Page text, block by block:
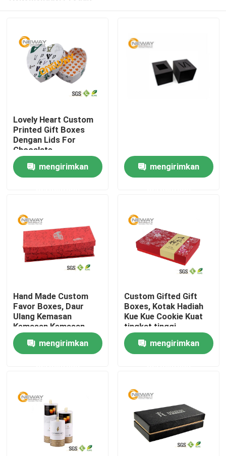
Rumah
Tentang kami
Tur Pabrik
Kontrol kualitas
Hubungi kami
Permintaan Penawaran
Kotak Kemasan Elektronik
Kotak Kemasan Kosmetik
Lovely Heart Custom
Printed Gift Boxes
Dengan Lids For
Chocalate
mengirimkan
mengirimkan
Hand Made Custom
Favor Boxes, Daur
Ulang Kemasan
Kemasan Kemasan
Mewah
mengirimkan
Custom Gifted Gift
Boxes, Kotak Hadiah
Kue Kue Cookie Kuat
tingkat tinggi
mengirimkan